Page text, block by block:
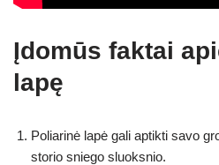
Įdomūs faktai
lapę
Poliarinė lapė gali aptikti savo
storio sniego sluoksnio.